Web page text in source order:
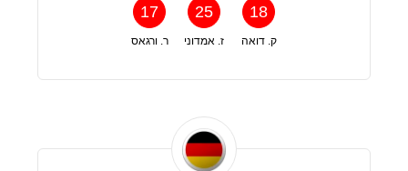
17
ר. ורגאס
25
ז. אמדוני
18
ק. דואה